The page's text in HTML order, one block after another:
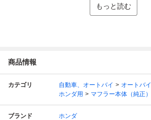
もっと読む
商品情報
カテゴリ 自動車、オートバイ オートバイ
ホンダ用
マフラー本体（純正）
ブランド ホンダ